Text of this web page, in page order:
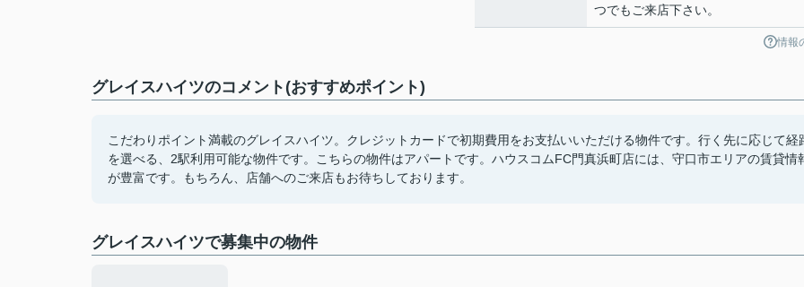
つでもご来店下さい。
情報
グレイスハイツのコメント(おすすめポイント)
こだわりポイント満載のグレイスハイツ。クレジットカードで初期費用をお支払いいただける物件です。行く先に応じて経
を選べる、2駅利用可能な物件です。こちらの物件はアパートです。ハウスコムFC門真浜町店には、守口市エリアの賃貸情
が豊富です。もちろん、店舗へのご来店もお待ちしております。
グレイスハイツで募集中の物件